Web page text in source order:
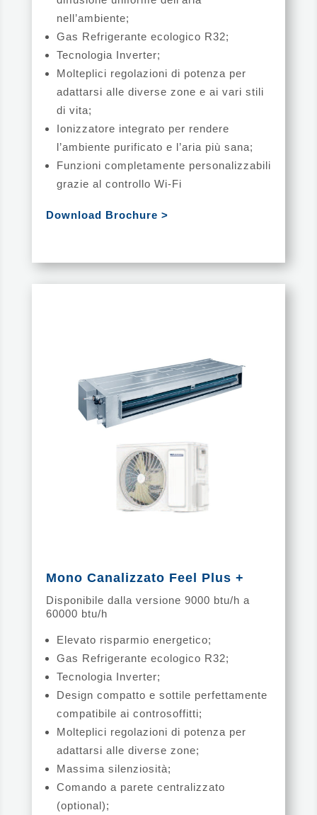
nell’ambiente;
Gas Refrigerante ecologico R32;
Tecnologia Inverter;
Molteplici regolazioni di potenza per
adattarsi alle diverse zone e ai vari stili
di vita;
Ionizzatore integrato per rendere
l’ambiente purificato e l’aria più sana;
Funzioni completamente personalizzabili
grazie al controllo Wi-Fi
Download Brochure >
Mono Canalizzato Feel Plus +
Disponibile dalla versione 9000 btu/h a
60000 btu/h
Elevato risparmio energetico;
Gas Refrigerante ecologico R32;
Tecnologia Inverter;
Design compatto e sottile perfettamente
compatibile ai controsoffitti;
Molteplici regolazioni di potenza per
adattarsi alle diverse zone;
Massima silenziosità;
Comando a parete centralizzato
(optional);